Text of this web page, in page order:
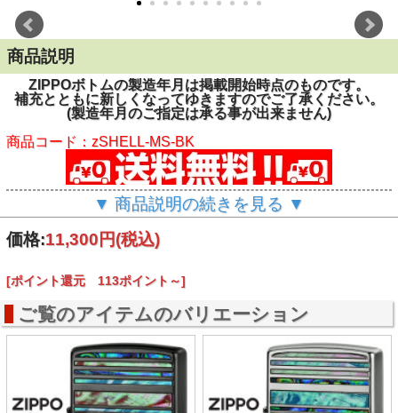
商品説明
ZIPPOボトムの製造年月は掲載開始時点のものです。
補充とともに新しくなってゆきますのでご了承ください。
(製造年月のご指定は承る事が出来ません)
商品コード：zSHELL-MS-BK
▼ 商品説明の続きを見る ▼
価格:11,300円(税込)
[ポイント還元 113ポイント～]
ご覧のアイテムのバリエーション